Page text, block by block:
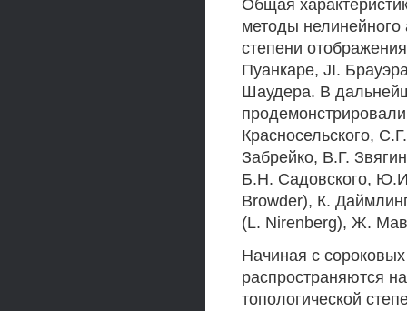
Общая
методы нелинейного
степени
Пуанкаре, JI.
Шаудера. В
Красносельского,
Забрейко, В.Г.
Б.Н. Садовского,
Browder), К.
(L. Nirenberg), Ж.
Начиная с
распространяются
топологической